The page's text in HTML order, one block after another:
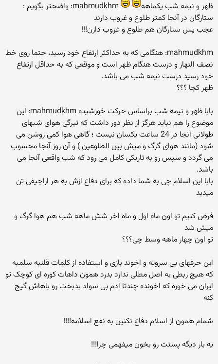
ظهر و نیمه شب یکماهه
mahmudkhm: واضحتر بگویم :
ستارگان در آنجا کمتر طلوع و غروب دارند
عجب پس ستارگان هم طلوع و غروب دارن!!!
mahmudkhm: هنگامى که به حداکثر ارتفاع خود رسید، حتما روى خط
نصف النهار و درست هنگام ظهر است و موقعى که به حداقل ارتفاع
خود رسید درست نیمه شب مى باشد.
ظهر کجا ؟؟؟
بابا ظهر و نیمه شب براساس حرکت خورشیده mahmudkhm: این
موضوع را هم نباید هرگز از نظر دور داشت که تیرگى هواى شبهاى
طولانى آنجا در 24 ساعت یکسان نیست ؛ گاهى هوا کمى روشن مى
شود (مانند هواى گرگ و میش بین الطلوعین ) و آن روز آنجا محسوب
مى گردد و سپس رو به تاریکى کامل مى رود که شب واقعى آنجا مى
باشد.
بابا این اسلام چی به شما داده که برای دفاع ازش به هر اراجیفی تن
میدید
فرض کنیم تو اون ماه اول و ماه اخر شش ماهه شب هم هوا گرگ و
میش شد
تو اون چهار ماهه وسط چی؟؟؟
این حرفهای بی سروته و اخوند بازی و استفاده از کلمات قلنبه سلمبه
که هیچ ربطی به اصل مطلی ندارد بدرد همون داهات کوره ای کوچک تو
ایران می خوره که اخونده چندتا ادم بی سواد بدبخت رو باهاش گیج
کنه
شمام همون از اسلام دفاع نکنین به نفع اسلامه!!!!
یه بار دیگه پستت رو بخون میفهمی چرا!!!